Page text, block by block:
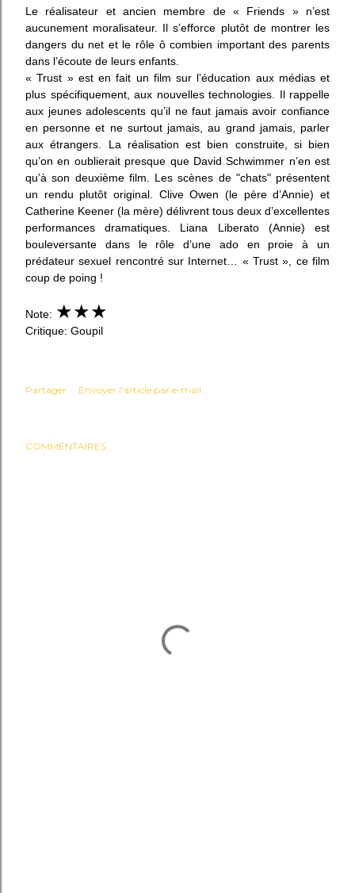
Le réalisateur et ancien membre de « Friends » n’est
aucunement moralisateur. Il s’efforce plutôt de montrer les
dangers du net et le rôle ô combien important des parents
dans l’écoute de leurs enfants.
« Trust » est en fait un film sur l’éducation aux médias et
plus spécifiquement, aux nouvelles technologies. Il rappelle
aux jeunes adolescents qu’il ne faut jamais avoir confiance
en personne et ne surtout jamais, au grand jamais, parler
aux étrangers. La réalisation est bien construite, si bien
qu’on en oublierait presque que David Schwimmer n’en est
qu’à son deuxième film. Les scènes de "chats" présentent
un rendu plutôt original. Clive Owen (le père d’Annie) et
Catherine Keener (la mère) délivrent tous deux d’excellentes
performances dramatiques. Liana Liberato (Annie) est
bouleversante dans le rôle d’une ado en proie à un
prédateur sexuel rencontré sur Internet… « Trust », cefilm
coup de poing !
Note: ★★★
Critique: Goupil
Partager Envoyer l'article par e-mail
COMMENTAIRES